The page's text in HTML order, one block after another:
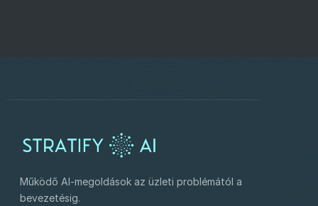
Működő AI-megoldások az üzleti problémától a
bevezetésig.